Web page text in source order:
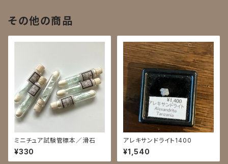
その他の商品
ミニチュア試験管標本／滑石
¥330
アレキサンドライト1400
¥1,540